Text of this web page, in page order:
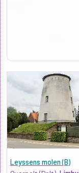
Leyssens molen (B)